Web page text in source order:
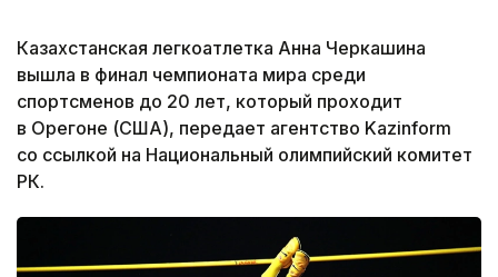
Казахстанская легкоатлетка Анна Черкашина
вышла в финал чемпионата мира среди
спортсменов до 20 лет, который проходит
в Орегоне (США), передает агентство Kazinform
со ссылкой на Национальный олимпийский комитет
РК.